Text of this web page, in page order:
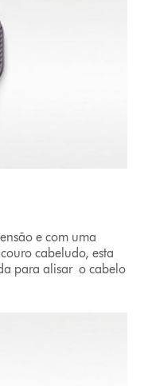
e com uma
cabeludo, esta
para alisar o cabelo